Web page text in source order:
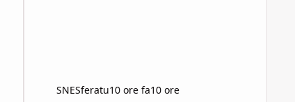
SNESferatu10 ore fa10 ore